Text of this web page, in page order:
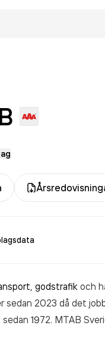
godstrafikoch
sedan 2023 då det
1972. MTAB